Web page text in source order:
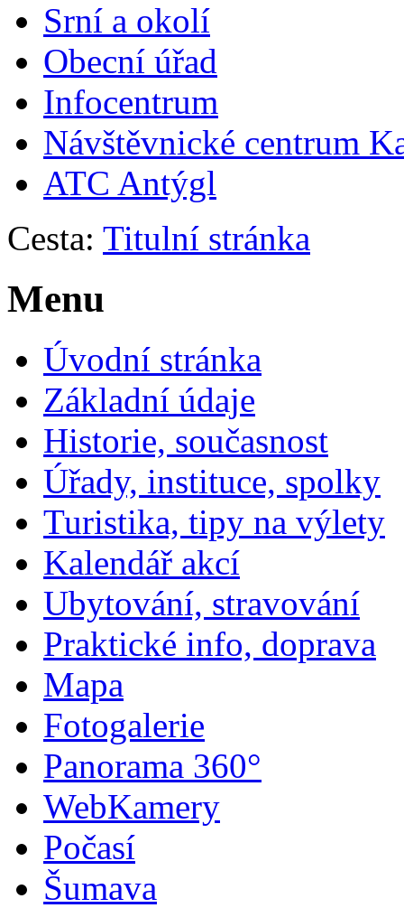
Srní a okolí
Obecní úřad
Infocentrum
Návštěvnické centrum
ATC Antýgl
Cesta: Titulní stránka
Menu
Úvodní stránka
Základní údaje
Historie, současnost
Úřady, instituce, spolky
Turistika, tipy na výlety
Kalendář akcí
Ubytování, stravování
Praktické info, doprava
Mapa
Fotogalerie
Panorama 360°
WebKamery
Počasí
Šumava